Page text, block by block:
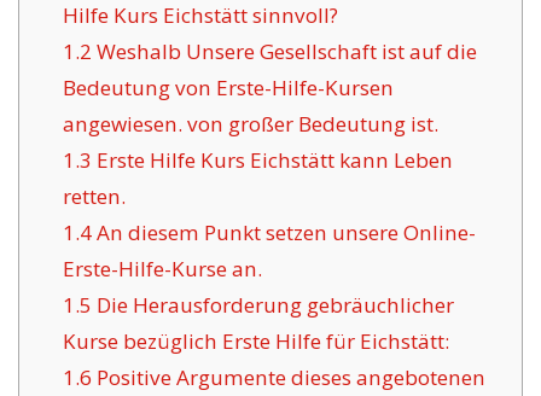
Hilfe Kurs Eichstätt sinnvoll?
1.2 Weshalb Unsere Gesellschaft ist auf die
Bedeutung von Erste-Hilfe-Kursen
angewiesen. von großer Bedeutung ist.
1.3 Erste Hilfe Kurs Eichstätt kann Leben
retten.
1.4An diesem Punkt setzen unsere Online-
Erste-Hilfe-Kurse an.
1.5 Die Herausforderung gebräuchlicher
Kurse bezüglich Erste Hilfe für Eichstätt:
1.6 Positive Argumente dieses angebotenen